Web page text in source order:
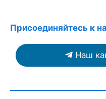
Присоединяйтесь к
Наш